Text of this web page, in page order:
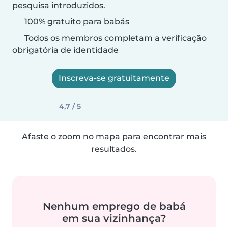
pesquisa introduzidos.
100% gratuito para babás
Todos os membros completam a verificação
obrigatória de identidade
Inscreva-se gratuitamente
4,7 / 5
Afaste o zoom no mapa para encontrar mais
resultados.
Nenhum emprego de babá
em sua vizinhança?